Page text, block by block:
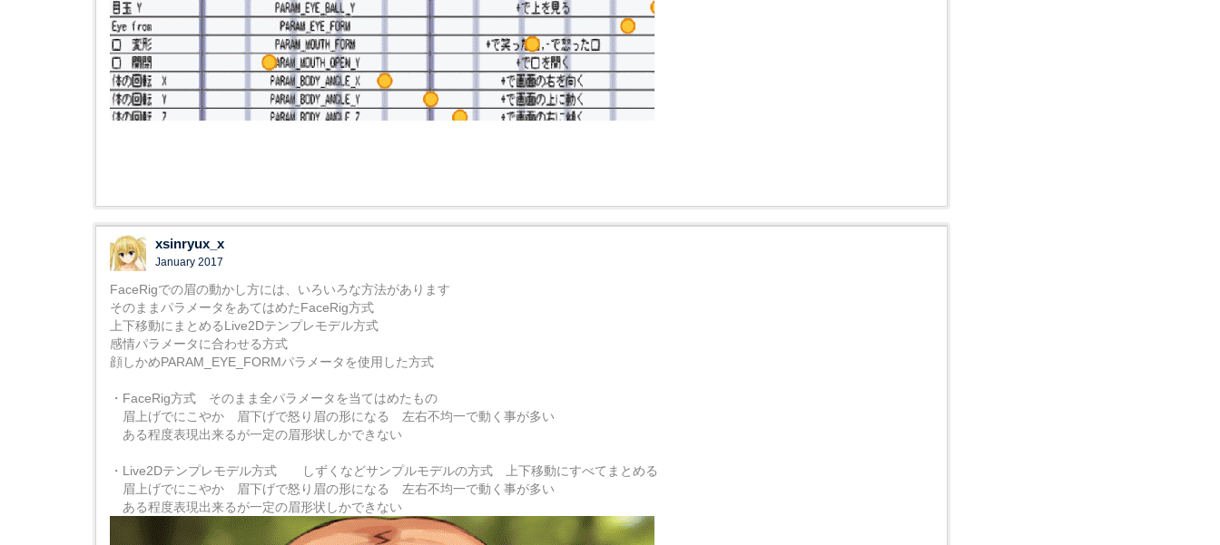
xsinryux_x
January 2017
FaceRigでの眉の動かし方には、いろいろな方法があります
そのままパラメータをあてはめたFaceRig方式
上下移動にまとめるLive2Dテンプレモデル方式
感情パラメータに合わせる方式
顔しかめPARAM_EYE_FORMパラメータを使用した方式
・FaceRig方式 そのまま全パラメータを当てはめたもの
眉上げでにこやか 眉下げで怒り眉の形になる 左右不均一で動く事が多い
ある程度表現出来るが一定の眉形状しかできない
・Live2Dテンプレモデル方式 しずくなどサンプルモデルの方式 上下移動にすべてまとめる
眉上げでにこやか 眉下げで怒り眉の形になる 左右不均一で動く事が多い
ある程度表現出来るが一定の眉形状しかできない